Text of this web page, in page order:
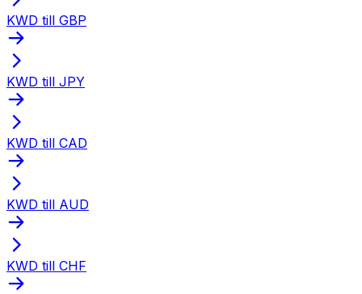
KWD till GBP
KWD till JPY
KWD till CAD
KWD till AUD
KWD till CHF